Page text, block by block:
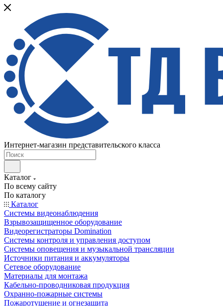
Интернет-магазин представительского класса
Каталог
По всему сайту
По каталогу
Каталог
Системы видеонаблюдения
Взрывозащищенное оборудование
Видеорегистраторы Domination
Системы контроля и управления доступом
Системы оповещения и музыкальной трансляции
Источники питания и аккумуляторы
Сетевое оборудование
Материалы для монтажа
Кабельно-проводниковая продукция
Охранно-пожарные системы
Пожаротушение и огнезащита